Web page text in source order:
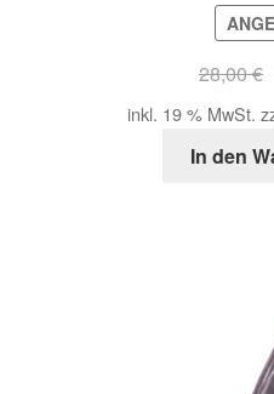
28,00€
inkl. 19 % MwSt.
In den